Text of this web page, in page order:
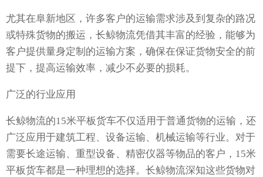
尤其在阜新地区，许多客户的运输需求涉及到复杂的路况
或特殊货物的搬运，长鲸物流凭借其丰富的经验，能够为
客户提供量身定制的运输方案，确保在保证货物安全的前
提下，提高运输效率，减少不必要的损耗。
广泛的行业应用
长鲸物流的15米平板货车不仅适用于普通货物的运输，还
广泛应用于建筑工程、设备运输、机械运输等行业。对于
需要长途运输、重型设备、精密仪器等物品的客户，15米
平板货车都是一种理想的选择。长鲸物流深知这些货物对